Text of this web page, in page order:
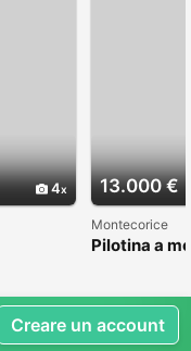
4 13.000 €
Montecorice
Pilotina a
Creare un account